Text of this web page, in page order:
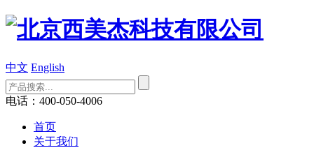
中文 English
电话：400-050-4006
首页
关于我们